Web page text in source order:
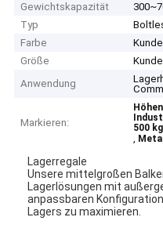
Gewichtskapazität
Typ
Farbe
Größe
Anwendung
Markieren:
500
,
Lagerregale
Unsere mittelgroßen
Lagerlösungen mit
anpassbaren
Lagers zu maximieren.